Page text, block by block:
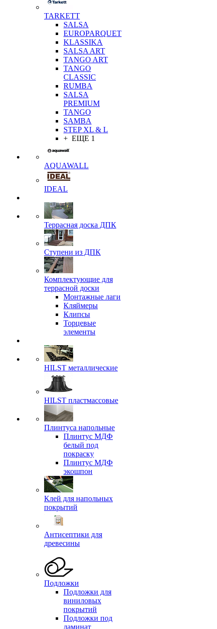
TARKETT
SALSA
EUROPARQUET
KLASSIKA
SALSA ART
TANGO ART
TANGO
CLASSIC
RUMBA
SALSA
PREMIUM
TANGO
SAMBA
STEP XL & L
+ ЕЩЕ 1
AQUAWALL
IDEAL
Террасная доска ДПК
Ступени из ДПК
Комплектующие для
террасной доски
Монтажные лаги
Кляймеры
Клипсы
Торцевые
элементы
HILST металлические
HILST пластмассовые
Плинтуса напольные
Плинтус МДФ
белый под
покраску
Плинтус МДФ
экошпон
Клей для напольных
покрытий
Антисептики для
древесины
Подложки
Подложки для
виниловых
покрытий
Подложки под
ламинат